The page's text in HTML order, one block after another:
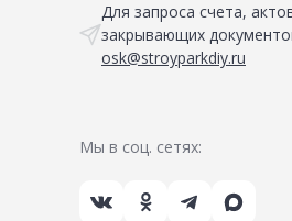
Для запроса счета,
закрывающих
osk@stroyparkdiy.ru
Мы в соц. сетях: